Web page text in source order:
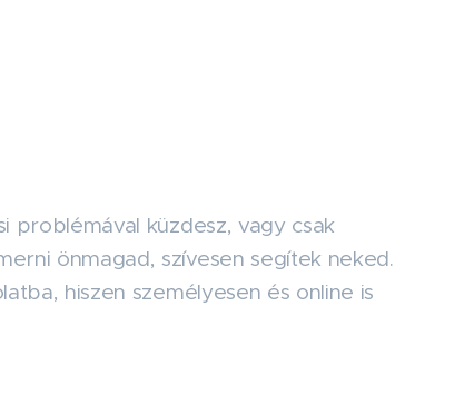
problémával küzdesz, vagy csak
önmagad, szívesen segítek neked.
hiszen személyesen és online is